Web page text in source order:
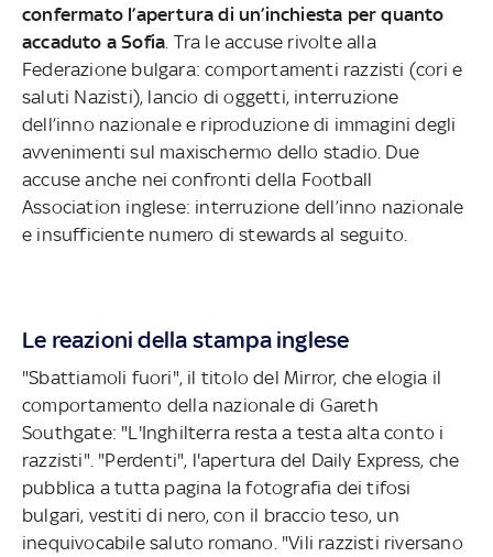
confermato l’apertura di un’inchiesta per quanto
accaduto a Sofia . Tra le accuse rivolte alla
Federazione bulgara: comportamenti razzisti (cori e
saluti Nazisti), lancio di oggetti, interruzione
dell’inno nazionale e riproduzione di immagini degli
avvenimenti sul maxischermo dello stadio. Due
accuse anche nei confronti della Football
Association inglese: interruzione dell’inno nazionale
e insufficiente numero di stewards al seguito.
Le reazioni della stampa inglese
"Sbattiamoli fuori", il titolo del Mirror, che elogia il
comportamento della nazionale di Gareth
Southgate: "L'Inghilterra resta a testa alta conto i
razzisti". "Perdenti", l'apertura del Daily Express, che
pubblica a tutta pagina la fotografia dei tifosi
bulgari, vestiti di nero, con il braccio teso, un
inequivocabile saluto romano. "Vili razzisti riversano